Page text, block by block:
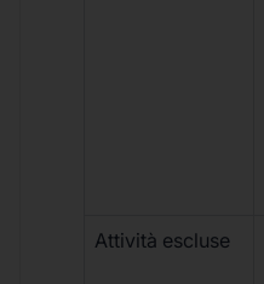
Attività escluse